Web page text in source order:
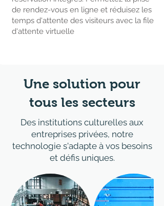
de rendez-vous en ligne et réduisez les
temps d'attente des visiteurs avec la file
d'attente virtuelle
Une solution pour
tous les secteurs
Des institutions culturelles aux
entreprises privées, notre
technologie s'adapte à vos besoins
et défis uniques.